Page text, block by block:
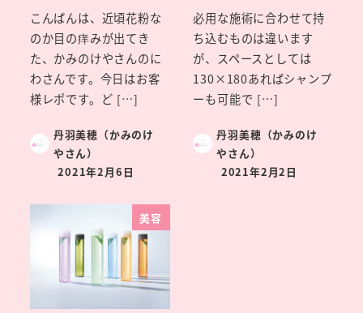
こんばんは、近頃花粉な
のか目の痒みが出てき
た、かみのけやさんのに
わさんです。今日はお客
様レポです。ど […]
丹羽美穂（かみのけ
やさん）
2021年2月6日
必用な施術に合わせて持
ち込むものは違います
が、スペースとしては
130×180あればシャンプ
ーも可能で […]
丹羽美穂（かみのけ
やさん）
2021年2月2日
美容